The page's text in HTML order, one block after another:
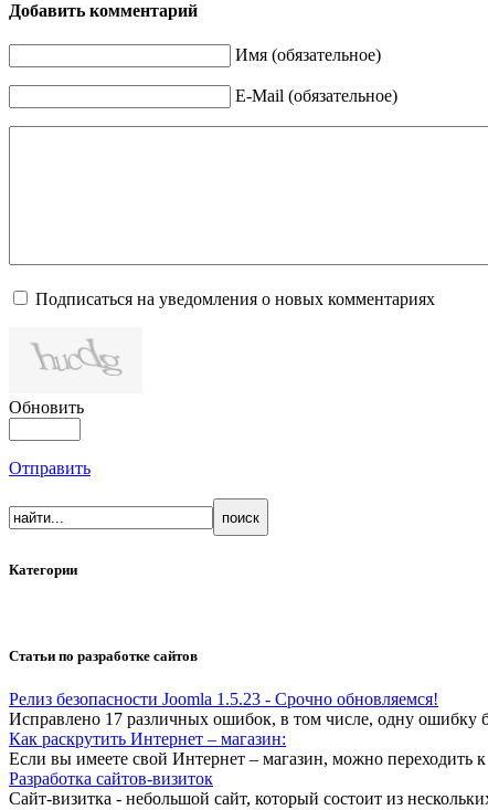
Добавить комментарий
Имя (обязательное)
E-Mail (обязательное)
Подписаться на уведомления о новых комментариях
Обновить
Отправить
Категории
Статьи по разработке сайтов
Релиз безопасности Joomla 1.5.23 - Срочно обновляемся!
Исправлено 17 различных ошибок, в том числе, одну ошибку
Как раскрутить Интернет – магазин:
Если вы имеете свой Интернет – магазин, можно переходить к
Разработка сайтов-визиток
Сайт-визитка - небольшой сайт, который состоит из